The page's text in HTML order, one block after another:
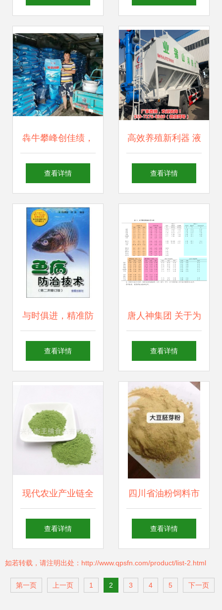
料生产中的核心价
值
核心利器与市场展
望
犇牛攀峰创佳绩，
浙江粤海饲料销量
前90天完成全年目
标
查看详情
高效养殖新利器 液
压饲料运输车赋能
查看详情
与时俱进，精准防
治 《鱼病防治技
查看详情
唐人神集团 关于为
子公司提供担保的
聚焦畜牧渔业饲料
销售业务
查看详情
现代农业产业链全
景 从农田到餐桌的
查看详情
四川省油粉饲料市
场概况及其在畜牧
应用
查看详情
如若转载，请注明出处：http://www.qpsfn.com/product/list-2.html
第一页 上一页 1 2 3 4 5 下一页